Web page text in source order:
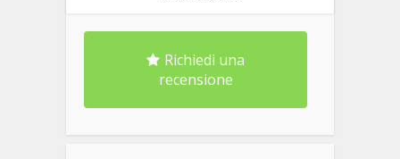
Richiedi una
recensione